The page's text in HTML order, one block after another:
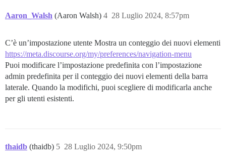
Aaron_Walsh (Aaron Walsh) 28 Luglio 2024, 8:57pm
4
C’è un’impostazione utente Mostra un conteggio dei nuovi elementi
https://meta.discourse.org/my/preferences/navigation-menu
Puoi modificare l’impostazione predefinita con l’impostazione
admin predefinita per il conteggio dei nuovi elementi della barra
laterale. Quando la modifichi, puoi scegliere di modificarla anche
per gli utenti esistenti.
thaidb (thaidb) 28 Luglio 2024, 9:50pm
5